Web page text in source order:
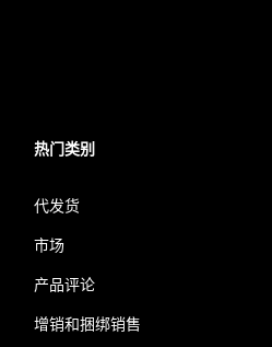
热门类别
代发货
市场
产品评论
增销和捆绑销售